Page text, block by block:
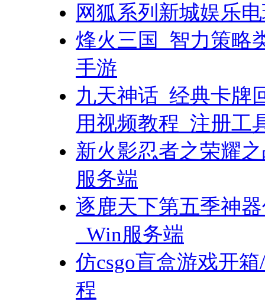
网狐系列新城娱乐
烽火三国_智力策略
手游
九天神话_经典卡牌
用视频教程_注册工
新火影忍者之荣耀
服务端
逐鹿天下第五季神
_Win服务端
仿csgo盲盒游戏开
程